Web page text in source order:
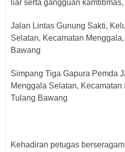
liar serta gangguan
Jalan Lintas Gunung Sakti,
Selatan, Kecamatan
Bawang
Simpang Tiga Gapura Pemda
Menggala Selatan,
Tulang Bawang
Kehadiran petugas